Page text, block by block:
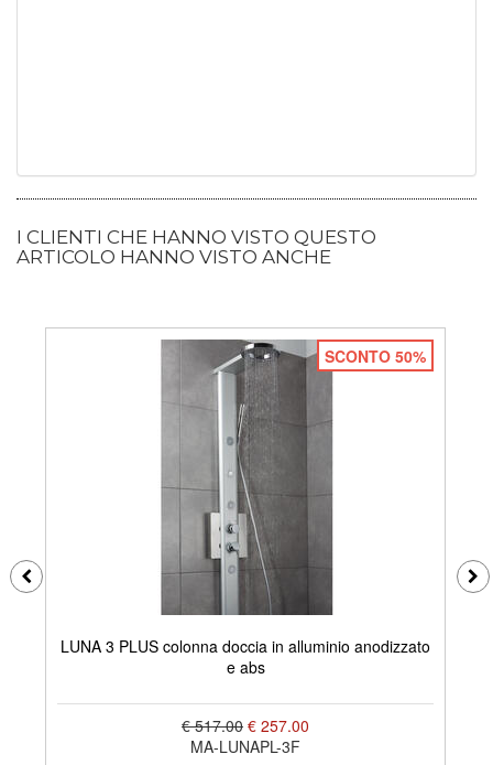
I CLIENTI CHE HANNO VISTO QUESTO
ARTICOLO HANNO VISTO ANCHE
SCONTO 50%
LUNA 3 PLUS colonna doccia in alluminio anodizzato
e abs
€ 517.00 € 257.00
MA-LUNAPL-3F